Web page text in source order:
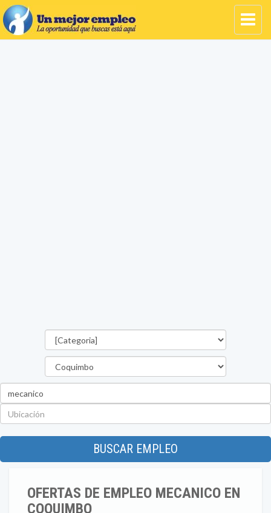
BUSCAR EMPLEO
OFERTAS DE EMPLEO MECANICO EN
COQUIMBO